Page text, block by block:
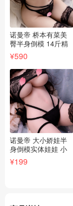
诺曼帝 桥本有菜美
臀半身倒模 14斤精
品成人情趣用品【货
号XAZM-QB】
¥590
诺曼帝 大小娇娃半
身倒模实体娃娃 小
娇娃6.2斤/大娇娃
14.6斤【货号XAZM-
¥199